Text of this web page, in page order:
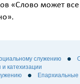
«Слово может все
служению
и катехизации